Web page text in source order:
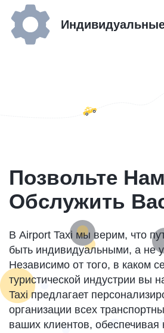
Позвольте Нам
Обслужить
В Airport Taxi мы верим, что
быть индивидуальными, а не
Независимо от того, в каком
туристической индустрии вы
Taxi предлагает
организации всех
ваших клиентов, обеспечивая